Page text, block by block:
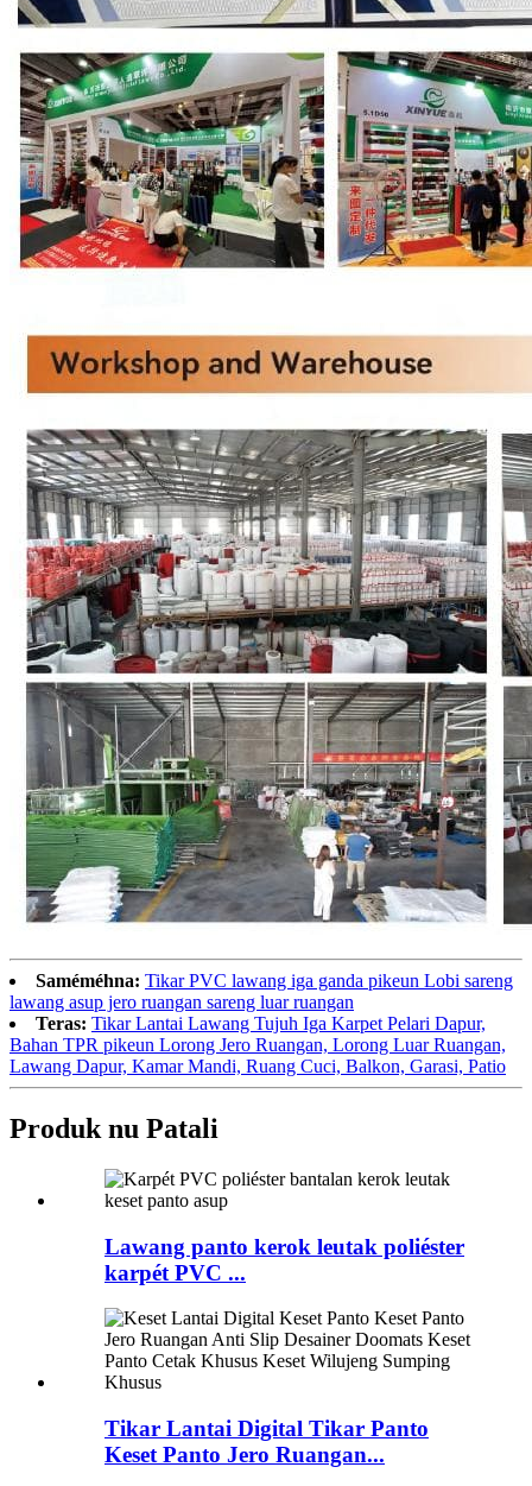
Saméméhna: Tikar PVC lawang iga ganda pikeun Lobi sareng
lawang asup jero ruangan sareng luar ruangan
Teras: Tikar Lantai Lawang Tujuh Iga Karpet Pelari Dapur,
Bahan TPR pikeun Lorong Jero Ruangan, Lorong Luar Ruangan,
Lawang Dapur, Kamar Mandi, Ruang Cuci, Balkon, Garasi, Patio
Produk nu Patali
Lawang panto kerok leutak poliéster
karpét PVC ...
Tikar Lantai Digital Tikar Panto
Keset Panto Jero Ruangan...